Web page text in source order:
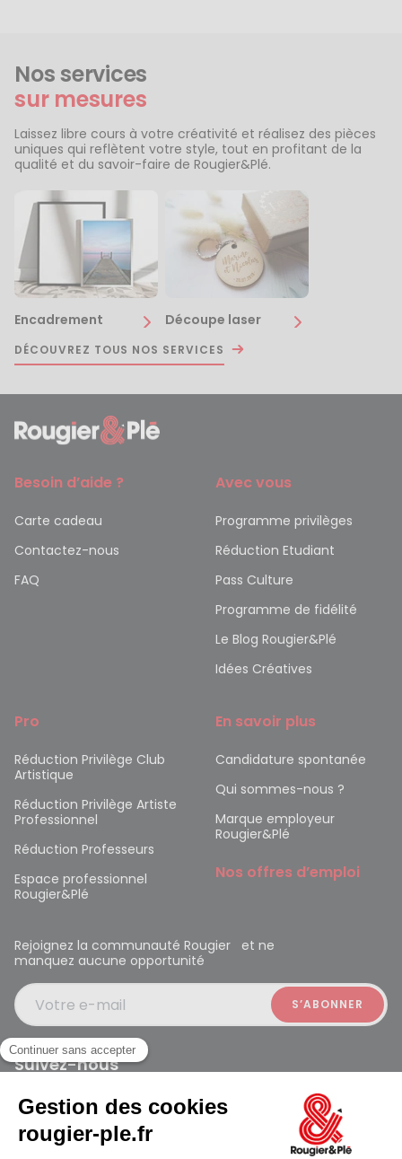
Nos services
sur mesures
Laissez libre cours à votre créativité et réalisez des pièces
uniques qui reflètent votre style, tout en profitant de la
qualité et du savoir-faire de Rougier&Plé.
Encadrement Découpe laser
DÉCOUVREZ TOUS NOS SERVICES
Besoin d’aide ?
Carte cadeau
Contactez-nous
FAQ
Avec vous
Programme privilèges
Réduction Etudiant
Pass Culture
Programme de fidélité
Le Blog Rougier&Plé
Idées Créatives
Pro
Réduction Privilège Club
Artistique
Réduction Privilège Artiste
Professionnel
Réduction Professeurs
Espace professionnel
Rougier&Plé
En savoir plus
Candidature spontanée
Qui sommes-nous ?
Marque employeur
Rougier&Plé
Nos offres d’emploi
Rejoignez la communauté Rougier et ne
manquez aucune opportunité
Votre e-mail
Suivez-nous